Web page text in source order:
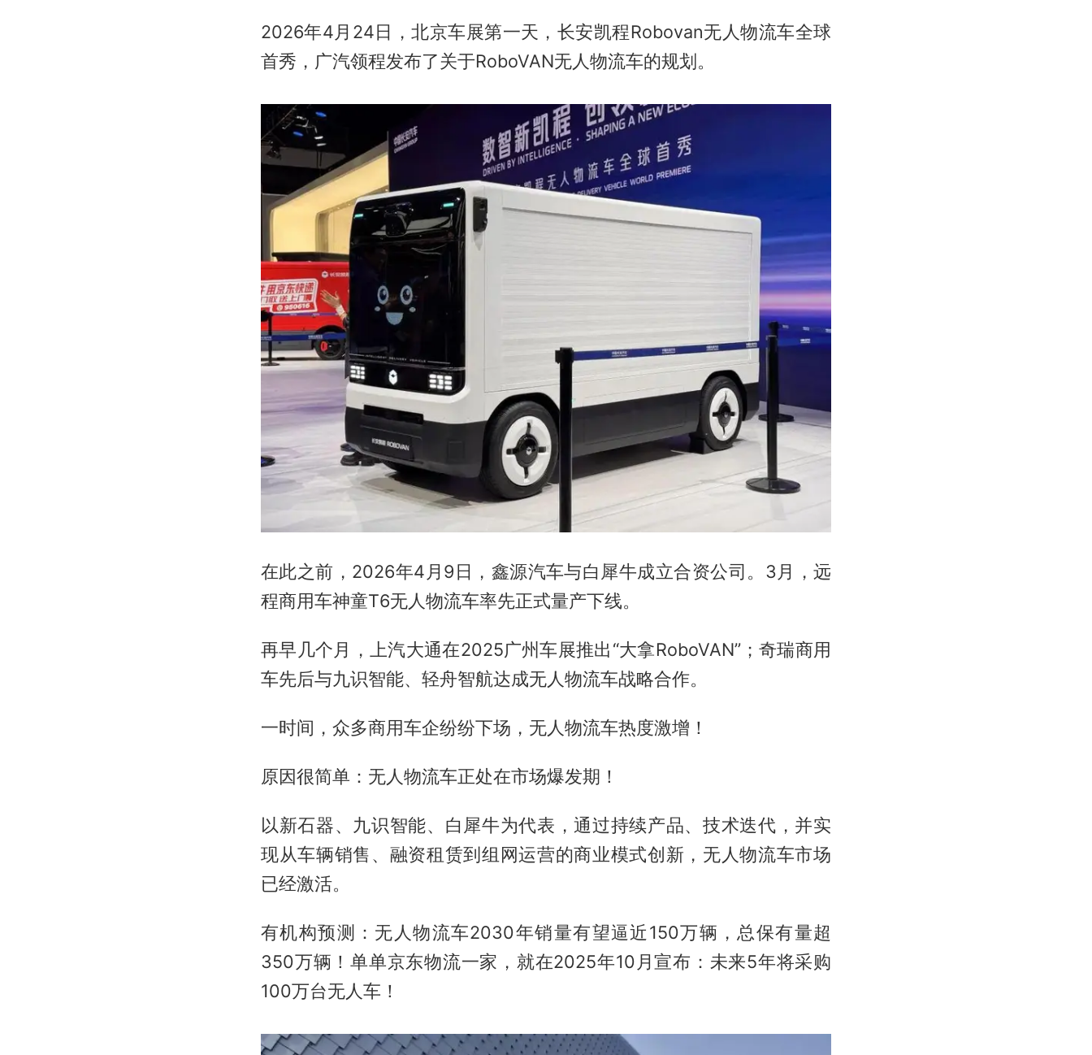
2026年4月24日，北京车展第一天，长安凯程Robovan无人物流车全球
首秀，广汽领程发布了关于RoboVAN无人物流车的规划。
在此之前，2026年4月9日，鑫源汽车与白犀牛成立合资公司。3月，远
程商用车神童T6无人物流车率先正式量产下线。
再早几个月，上汽大通在2025广州车展推出“大拿RoboVAN”；奇瑞商用
车先后与九识智能、轻舟智航达成无人物流车战略合作。
一时间，众多商用车企纷纷下场，无人物流车热度激增！
原因很简单：无人物流车正处在市场爆发期！
以新石器、九识智能、白犀牛为代表，通过持续产品、技术迭代，并实
现从车辆销售、融资租赁到组网运营的商业模式创新，无人物流车市场
已经激活。
有机构预测：无人物流车2030年销量有望逼近150万辆，总保有量超
350万辆！单单京东物流一家，就在2025年10月宣布：未来5年将采购
100万台无人车！